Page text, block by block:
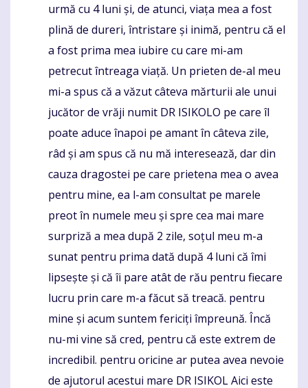
urmă cu 4 luni și, de atunci, viața mea a fost
plină de dureri, întristare și inimă, pentru că el
a fost prima mea iubire cu care mi-am
petrecut întreaga viață. Un prieten de-al meu
mi-a spus că a văzut câteva mărturii ale unui
jucător de vrăji numit DR ISIKOLO pe care îl
poate aduce înapoi pe amant în câteva zile,
râd și am spus că nu mă interesează, dar din
cauza dragostei pe care prietena mea o avea
pentru mine, ea l-am consultat pe marele
preot în numele meu și spre cea mai mare
surpriză a mea după 2 zile, soțul meu m-a
sunat pentru prima dată după 4 luni că îmi
lipsește și că îi pare atât de rău pentru fiecare
lucru prin care m-a făcut să treacă. pentru
mine și acum suntem fericiți împreună. Încă
nu-mi vine să cred, pentru că este extrem de
incredibil. pentru oricine ar putea avea nevoie
de ajutorul acestui mare DR ISIKOL Aici este